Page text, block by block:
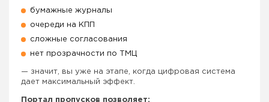
бумажные журналы
очереди на КПП
сложные согласования
нет прозрачности по ТМЦ
— значит, вы уже на этапе, когда цифровая система
дает максимальный эффект.
Портал пропусков позволяет: